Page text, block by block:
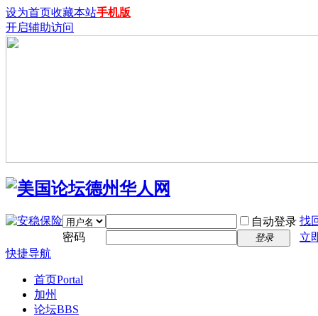
设为首页收藏本站手机版
开启辅助访问
自动登录 找
密码
登录
立
快捷导航
首页Portal
加州
论坛BBS